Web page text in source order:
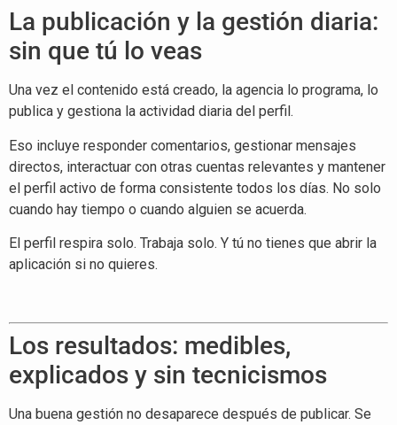
La publicación y la gestión diaria:
sin que tú lo veas
Una vez el contenido está creado, la agencia lo programa, lo
publica y gestiona la actividad diaria del perfil.
Eso incluye responder comentarios, gestionar mensajes
directos, interactuar con otras cuentas relevantes y mantener
el perfil activo de forma consistente todos los días. No solo
cuando hay tiempo o cuando alguien se acuerda.
El perfil respira solo. Trabaja solo. Y tú no tienes que abrir la
aplicación si no quieres.
Los resultados: medibles,
explicados y sin tecnicismos
Una buena gestión no desaparece después de publicar. Se